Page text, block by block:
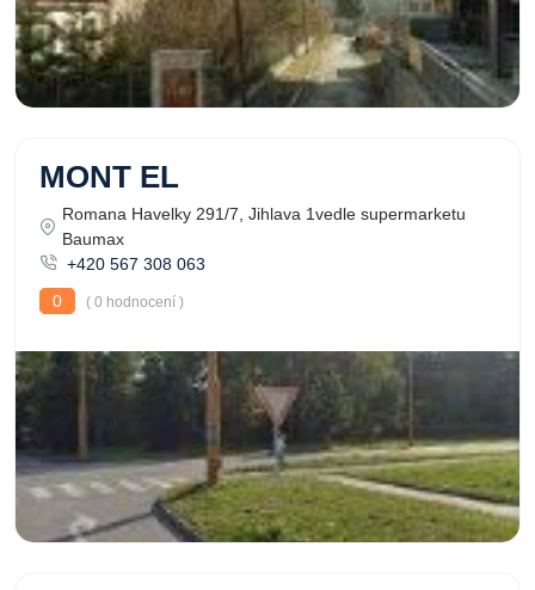
MONT EL
Romana Havelky 291/7, Jihlava 1vedle supermarketu
Baumax
+420 567 308 063
0
( 0 hodnocení )